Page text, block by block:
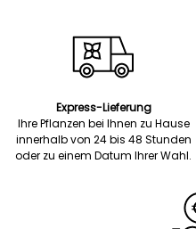
Express-Lieferung
Ihre Pflanzen bei Ihnen zu Hause
innerhalb von 24 bis 48 Stunden
oder zu einem Datum Ihrer Wahl.